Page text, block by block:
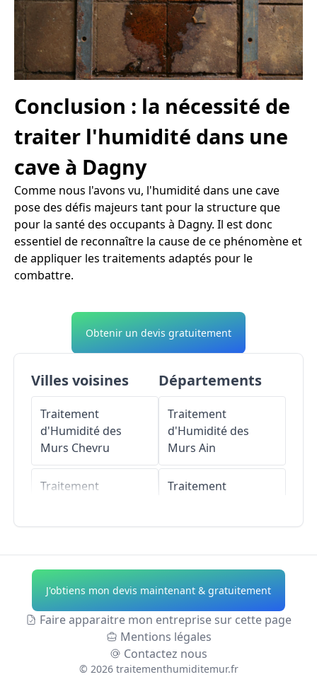
Conclusion : la nécessité de
traiter l'humidité dans une
cave à Dagny
Comme nous l'avons vu, l'humidité dans une cave
pose des défis majeurs tant pour la structure que
pour la santé des occupants à Dagny. Il est donc
essentiel de reconnaître la cause de ce phénomène et
de appliquer les traitements adaptés pour le
combattre.
Obtenir un devis gratuitement
Villes voisines
Traitement
d'Humidité des
Murs Chevru
Traitement
Traitement
d'Humidité des
Murs Frétoy
Traitement
d'Humidité des
Bannost-
Départements
Traitement
d'Humidité des
Murs Ain
Traitement
Traitement
d'Humidité des
Murs Allier
Traitement
d'Humidité des
MursAlpes-de-
J'obtiens mon devis maintenant & gratuitement
Faire apparaitre mon entreprise sur cette page
Mentions légales
Contactez nous
© 2026 traitementhumiditemur.fr